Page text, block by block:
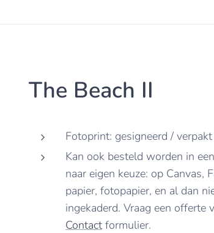
The Beach II
Fotoprint: gesigneerd /
Kan ook besteld worden in
naar eigen keuze: op Canvas,
papier, fotopapier, en al dan
ingekaderd. Vraag een offerte
Contact formulier.